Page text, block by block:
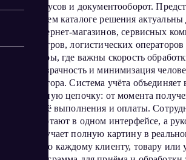
статусов и документооборот.
нашем каталоге решения актуальны
интернет-магазинов, сервисных
центров, логистических
сферы, где важны скорость
прозрачность и минимизация
фактора. Система учёта объединяет
единую цепочку: от момента
до её выполнения и оплаты.
работают в одном интерфейсе, а
получает полную картину в
— по каждому клиенту, товару или